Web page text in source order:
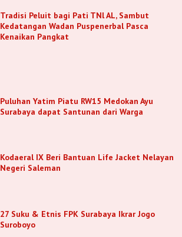
Tradisi Peluit bagi Pati TNl AL, Sambut
Kedatangan Wadan Puspenerbal Pasca
Kenaikan Pangkat
Puluhan Yatim Piatu RW15 Medokan Ayu
Surabaya dapat Santunan dari Warga
Kodaeral IX Beri Bantuan Life Jacket Nelayan
Negeri Saleman
27 Suku & Etnis FPK Surabaya Ikrar Jogo
Suroboyo